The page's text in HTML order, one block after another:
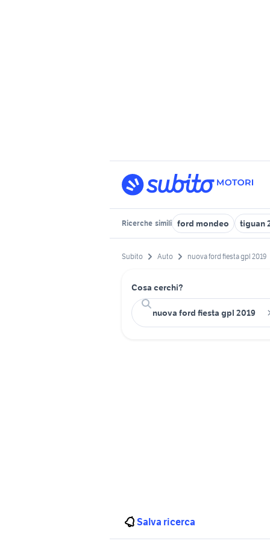
Ricerche simili ford mondeo tiguan
Subito Auto nuova ford fiesta gpl 2019
Cosa cerchi?
Salva ricerca